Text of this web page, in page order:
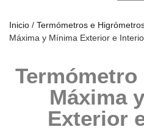
Inicio / Termómetros e
Máxima y Mínima Exterior e
Máxima
Exterior